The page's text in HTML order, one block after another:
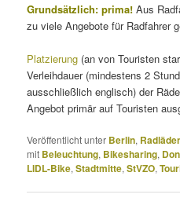
Grundsätzlich: prima! Aus
zu viele Angebote für Radfahrer
Platzierung (an von Touristen
Verleihdauer (mindestens 2
ausschließlich englisch) der
Angebot primär auf Touristen
Veröffentlicht unter Berlin,
mit Beleuchtung, Bikesharing,
LIDL-Bike,Stadtmitte,StVZO,